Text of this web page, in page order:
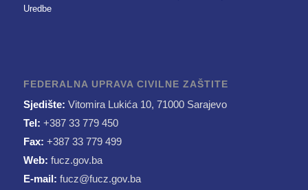
Uredbe
FEDERALNA UPRAVA CIVILNE ZAŠTITE
Sjedište: Vitomira Lukića 10, 71000 Sarajevo
Tel: +387 33 779 450
Fax: +387 33 779 499
Web: fucz.gov.ba
E-mail: fucz@fucz.gov.ba